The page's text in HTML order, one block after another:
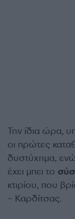
Την ίδια ώρα,
οι πρώτες
δυστύχημα,
έχει μπει το
κτιρίου, που
– Καρδίτσας.